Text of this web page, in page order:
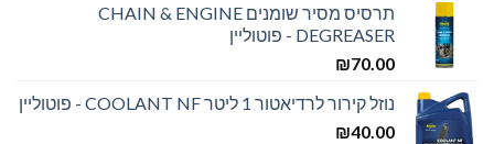
תרסיס מסיר שומנים CHAIN & ENGINE
DEGREASER - פוטוליין
₪70.00
נוזל קירור לרדיאטור 1 ליטר COOLANT NF - פוטוליין
₪40.00